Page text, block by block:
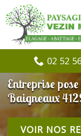
02 52
Entreprise
Baigneaux
VOIR NOS